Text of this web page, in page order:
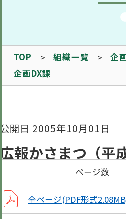
TOP 組織一覧
企
企画DX課
公開日 2005年10月01日
広報かさまつ（平
ページ数
全ページ(PDF形式